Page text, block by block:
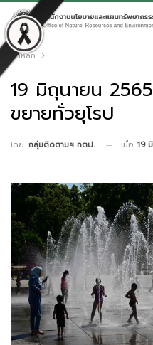
หน้าหลัก
19 มิถุนายน
ขยายทั่วยุโรป
โดย กลุ่มติดตามฯ กตป. เมื่อ 19